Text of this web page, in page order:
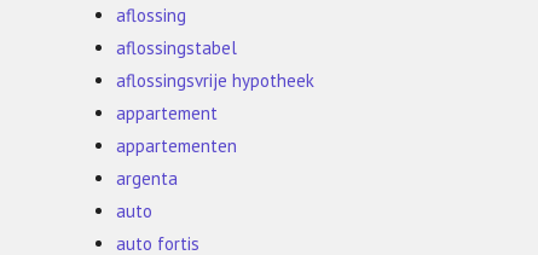
aflossing
aflossingstabel
aflossingsvrije hypotheek
appartement
appartementen
argenta
auto
auto fortis